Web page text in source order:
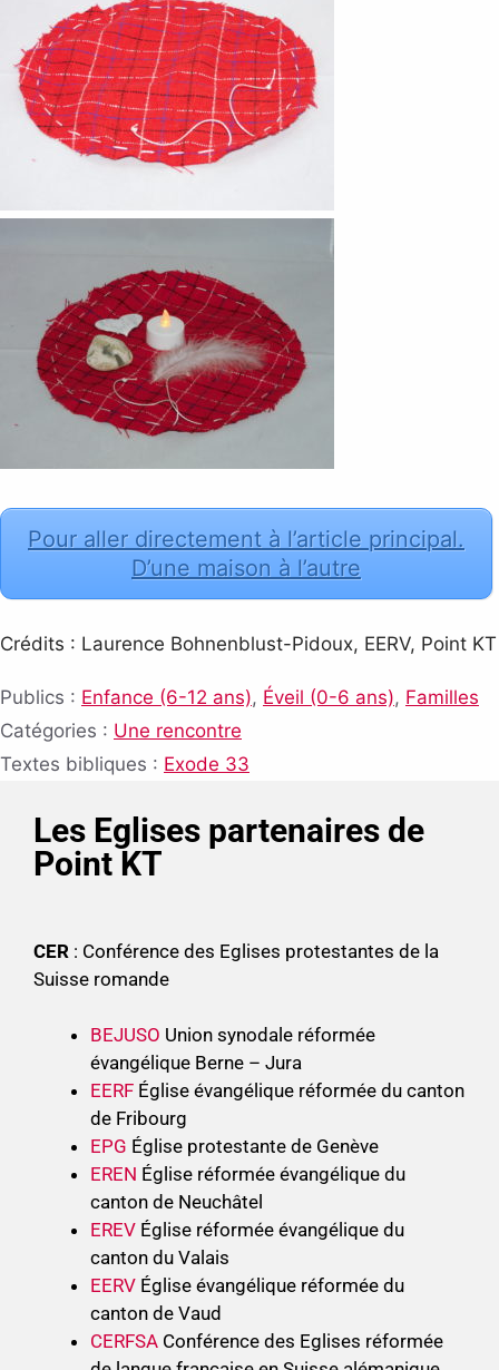
Pour aller directement à l’article principal.
D’une maison à l’autre
Crédits : Laurence Bohnenblust-Pidoux, EERV, Point KT
Publics : Enfance (6-12 ans), Éveil (0-6 ans), Familles
Catégories : Une rencontre
Textes bibliques : Exode 33
Les Eglises partenaires de
Point KT
CER : Conférence des Eglises protestantes de la
Suisse romande
BEJUSO Union synodale réformée
évangélique Berne – Jura
EERF Église évangélique réformée du canton
de Fribourg
EPG Église protestante de Genève
EREN Église réformée évangélique du
canton de Neuchâtel
EREV Église réformée évangélique du
canton du Valais
EERV Église évangélique réformée du
canton de Vaud
CERFSA Conférence des Eglises réformée